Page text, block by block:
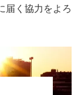
届く協力をよろ